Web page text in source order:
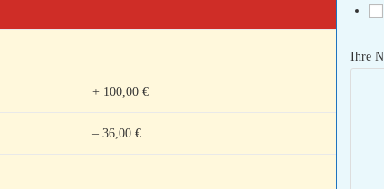
+ 100,00 €
– 36,00 €
Ihre